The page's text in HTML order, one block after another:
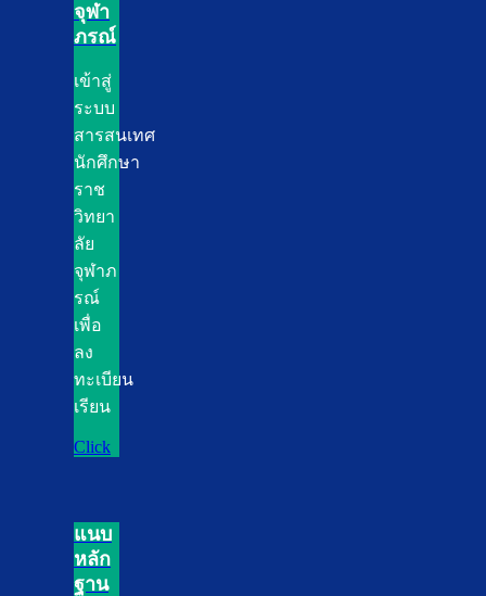
จุฬา
ภรณ์
เข้าสู่
ระบบ
สารสนเทศ
นักศึกษา
ราช
วิทยา
ลัย
จุฬาภ
รณ์
เพื่อ
ลง
ทะเบียน
เรียน
Click
แนบ
หลัก
ฐาน